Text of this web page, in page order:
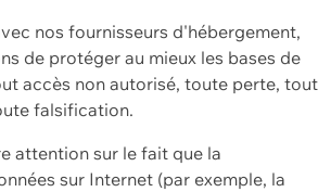
nos fournisseurs d'hébergement,
de protéger au mieux les bases de
accès non autorisé, toute perte, tout
falsification.
attention sur le fait que la
sur Internet (par exemple, la